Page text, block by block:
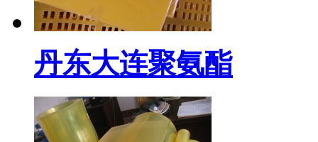
丹东大连聚氨酯